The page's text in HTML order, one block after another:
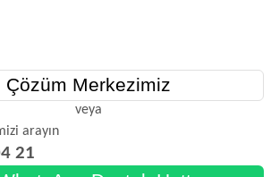
Çözüm Merkezimiz
veya
arayın
21